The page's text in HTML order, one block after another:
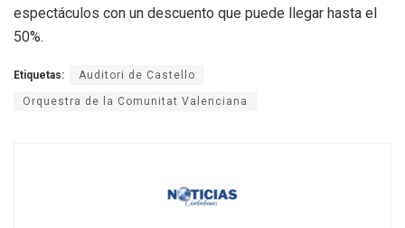
espectáculos con un descuento que puede llegar hasta el
50%.
Etiquetas: Auditori de Castello
Orquestra de la Comunitat Valenciana